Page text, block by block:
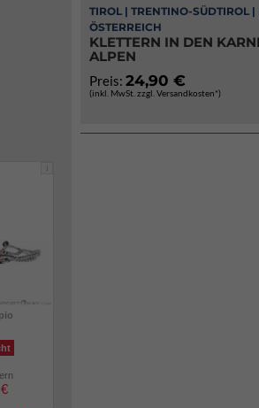
i
TIROL | TRENTINO-SÜDTIROL |
ÖSTERREICH
KLETTERN IN DEN
ALPEN
Preis: 24,90 €
(inkl. MwSt. zzgl. Versandkosten*)